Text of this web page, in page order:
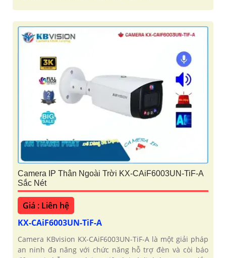
Camera IP Thân Ngoài Trời KX-CAiF6003UN-TiF-A
Sắc Nét
Giá : Liên hệ
KX-CAiF6003UN-TiF-A
Camera KBvision KX-CAiF6003UN-TiF-A là một giải pháp
an ninh đa năng với chức năng hỗ trợ đèn và còi báo